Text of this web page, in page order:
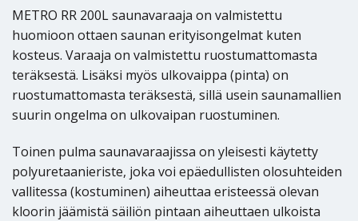
METRO RR 200L saunavaraaja on valmistettu
huomioon ottaen saunan erityisongelmat kuten
kosteus. Varaaja on valmistettu ruostumattomasta
teräksestä. Lisäksi myös ulkovaippa (pinta) on
ruostumattomasta teräksestä, sillä usein saunamallien
suurin ongelma on ulkovaipan ruostuminen.
Toinen pulma saunavaraajissa on yleisesti käytetty
polyuretaanieriste, joka voi epäedullisten olosuhteiden
vallitessa (kostuminen) aiheuttaa eristeessä olevan
kloorin jäämistä säiliön pintaan aiheuttaen ulkoista